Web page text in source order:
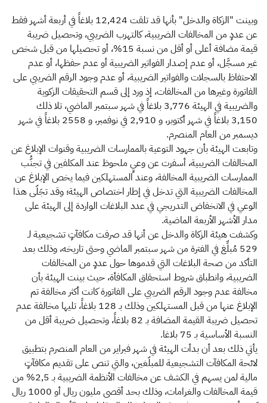
وبينت "الزكاة والدخل" بأنها قد تلقت 12,424 بلاغاً في أربعة أشهر فقط
عن عددٍ من المخالفات الضريبية، كالتهرب الضريبي، وتحصيل ضريبة
قيمة مضافة أعلى أو أقل من نسبة 15%، أو تحصيلها من قبل شخص
غير مسجَّل، أو عدم إصدار الفواتير الضريبية أو عدم حفظها، أو عدم
الاحتفاظ بالسجلات والفواتير الضريبية، أو عدم وجود الرقم الضريبي على
الفاتورة وغيرها من المخالفات، إذ ورد إلى قسم التحقيقات الزكوية
والضريبية في الهيئة 3,776 بلاغاً في شهر سبتمبر الماضي، تلا ذلك
3,150 بلاغاً في شهر أكتوبر، و 2,910 في نوفمبر، و 2558 بلاغاً في شهر
ديسمبر من العام المنصرم.
وتابعت الهيئة بأن جهود التوعية بالممارسات الضريبية وقنوات الإبلاغ عن
المخالفات الضريبية، أسفرت عن وعيٍ ملحوظ عند المكلفين في تجنُّب
الممارسات الضريبية المخالفة، وعند المستهلكين فيما يخص الإبلاغ عن
المخالفات الضريبية التي تدخل في إطار اختصاص الهيئة؛ وقد تجَلّى هذا
الوعي في الانخفاض التدريجي في عدد البلاغات الواردة إلى الهيئة على
مدار الأشهر الأربعة الماضية.
وكشفت هيئة الزكاة والدخل عن أنها قد صرفت مكافآتٍ تشجيعية لـ
529 مُبلِّغ في الفترة من شهر سبتمبر الماضي وحتى تاريخه، وذلك بعد
التأكد من صحة البلاغات التي قدموها حول عددٍ من المخالفات
الضريبية، وانطباق شروط استحقاق المكافأة، حيث بينت الهيئة بأن
مخالفة عدم وجود الرقم الضريبي على الفاتورة كانت أكثر مخالفة تم
الإبلاغ عنها من قبل المستهلكين وذلك بـ 128 بلاغاً، تليها مخالفة عدم
تحصيل ضريبة القيمة المضافة بـ 82 بلاغاً، وتحصيل ضريبة أقل من
النسبة الأساسية بـ 75 بلاغا.
يأتي ذلك بعد أن بدأت الهيئة في شهر فبراير من العام المنصرم بتطبيق
لائحة المكافآت التشجيعية للمبلّغين، والتي تنص على تقديم مكافآتٍ
مالية لمن يسهم في الكشف عن مخالفات الأنظمة الضريبية بـ 2,5% من
قيمة المخالفات والغرامات، وذلك بحد أقصى مليون ريال أو 1000 ريال